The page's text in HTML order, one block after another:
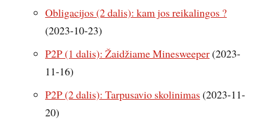
Obligacijos (2 dalis): kam jos reikalingos ?
(2023-10-23)
P2P (1 dalis): Žaidžiame Minesweeper(2023-
11-16)
P2P (2 dalis): Tarpusavio skolinimas (2023-11-
20)